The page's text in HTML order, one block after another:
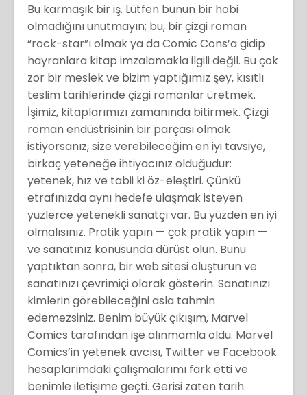
Bu karmaşık bir iş. Lütfen bunun bir hobi
olmadığını unutmayın; bu, bir çizgi roman
“rock-star”ı olmak ya da Comic Cons’a gidip
hayranlara kitap imzalamakla ilgili değil. Bu çok
zor bir meslek ve bizim yaptığımız şey, kısıtlı
teslim tarihlerinde çizgi romanlar üretmek.
İşimiz, kitaplarımızı zamanında bitirmek. Çizgi
roman endüstrisinin bir parçası olmak
istiyorsanız, size verebileceğim en iyi tavsiye,
birkaç yeteneğe ihtiyacınız olduğudur:
yetenek, hız ve tabii ki öz-eleştiri. Çünkü
etrafınızda aynı hedefe ulaşmak isteyen
yüzlerce yetenekli sanatçı var. Bu yüzden en iyi
olmalısınız. Pratik yapın — çok pratik yapın —
ve sanatınız konusunda dürüst olun. Bunu
yaptıktan sonra, bir web sitesi oluşturun ve
sanatınızı çevrimiçi olarak gösterin. Sanatınızı
kimlerin görebileceğini asla tahmin
edemezsiniz. Benim büyük çıkışım, Marvel
Comics tarafından işe alınmamla oldu. Marvel
Comics’in yetenek avcısı, Twitter ve Facebook
hesaplarımdaki çalışmalarımı fark etti ve
benimle iletişime geçti. Gerisi zaten tarih.